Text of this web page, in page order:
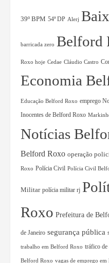
39º BPM 54ª DP Alerj
barricada zero Belford
Roxo hoje Cedae Cláudio Castro
Economia
Educação Belford Roxo emprego
Inocentes de Belford Roxo
Notícias
Belford Roxo operação
Roxo Polícia Civil Polícia Civil
Militar polícia militar rj
Roxo Prefeitura de
de Janeiro segurança pública
trabalho em Belford Roxo tráfico de
Belford Roxo vagas de emprego